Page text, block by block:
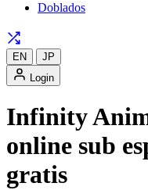
Doblados
EN
JP
Login
Infinity
online sub
gratis